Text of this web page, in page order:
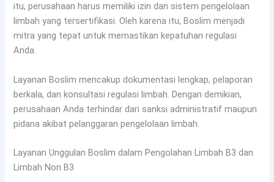
itu, perusahaan harus memiliki izin dan sistem pengelolaan
limbah yang tersertifikasi. Oleh karena itu, Boslim menjadi
mitra yang tepat untuk memastikan kepatuhan regulasi
Anda.
Layanan Boslim mencakup dokumentasi lengkap, pelaporan
berkala, dan konsultasi regulasi limbah. Dengan demikian,
perusahaan Anda terhindar dari sanksi administratif maupun
pidana akibat pelanggaran pengelolaan limbah.
Layanan Unggulan Boslim dalam Pengolahan Limbah B3 dan
Limbah Non B3